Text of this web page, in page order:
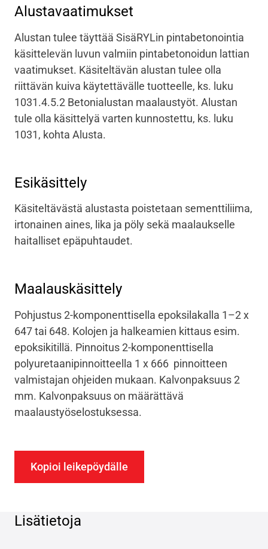
Alustavaatimukset
Alustan tulee täyttää SisäRYLin pintabetonointia
käsittelevän luvun valmiin pintabetonoidun lattian
vaatimukset. Käsiteltävän alustan tulee olla
riittävän kuiva käytettävälle tuotteelle, ks. luku
1031.4.5.2 Betonialustan maalaustyöt. Alustan
tule olla käsittelyä varten kunnostettu, ks. luku
1031, kohta Alusta.
Esikäsittely
Käsiteltävästä alustasta poistetaan sementtiliima,
irtonainen aines, lika ja pöly sekä maalaukselle
haitalliset epäpuhtaudet.
Maalauskäsittely
Pohjustus 2-komponenttisella epoksilakalla 1–2 x
647 tai 648. Kolojen ja halkeamien kittaus esim.
epoksikitillä. Pinnoitus 2-komponenttisella
polyuretaanipinnoitteella 1 x 666 pinnoitteen
valmistajan ohjeiden mukaan. Kalvonpaksuus 2
mm. Kalvonpaksuus on määrättävä
maalaustyöselostuksessa.
Kopioi leikepöydälle
Lisätietoja